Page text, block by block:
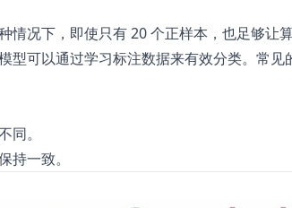
况下，即使只有 20 个正样本，也足够让
型可以通过学习标注数据来有效分类。常见
同。
持一致。